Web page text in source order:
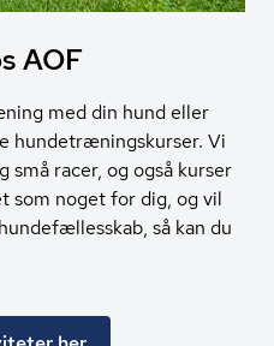
AOF
med din hund eller
hundetræningskurser. Vi
racer, og også kurser
som noget for dig, og vil
så kan du